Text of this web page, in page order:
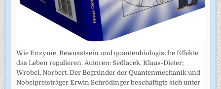
Wie Enzyme, Bewusstsein und quantenbiologische Effekte
das Leben regulieren. Autoren: Sedlacek, Klaus-Dieter;
Wrobel, Norbert. Der Begründer der Quantenmechanik und
Nobelpreisträger Erwin Schrödinger beschäftigte sich unter